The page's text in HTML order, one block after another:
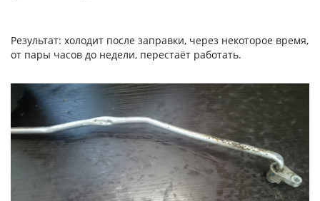
Результат: холодит после заправки, через некоторое время,
от пары часов до недели, перестаёт работать.